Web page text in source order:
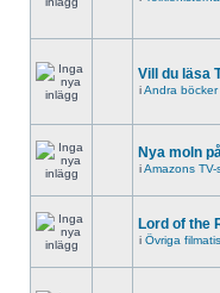
Vill du läsa
iAndra böcker
Nya moln
iAmazons TV-
Lord of the
i Övriga